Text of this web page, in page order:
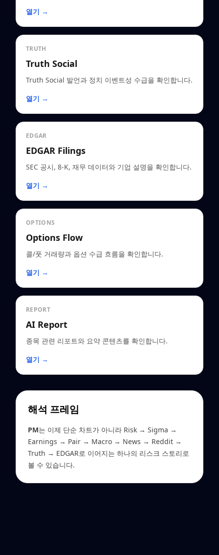
열기 →
TRUTH
Truth Social
Truth Social 발언과 정치 이벤트성 수급을 확인합니다.
열기 →
EDGAR
EDGAR Filings
SEC 공시, 8-K, 재무 데이터와 기업 설명을 확인합니다.
열기 →
OPTIONS
Options Flow
콜/풋 거래량과 옵션 수급 흐름을 확인합니다.
열기 →
REPORT
AI Report
종목 관련 리포트와 요약 콘텐츠를 확인합니다.
열기 →
해석 프레임
PM는 이제 단순 차트가 아니라 Risk → Sigma →
Earnings → Pair → Macro → News → Reddit →
Truth → EDGAR로 이어지는 하나의 리스크 스토리로
볼 수 있습니다.